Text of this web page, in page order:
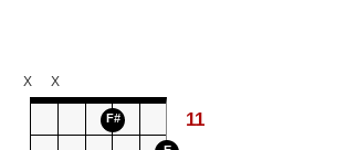
F#
X X
11